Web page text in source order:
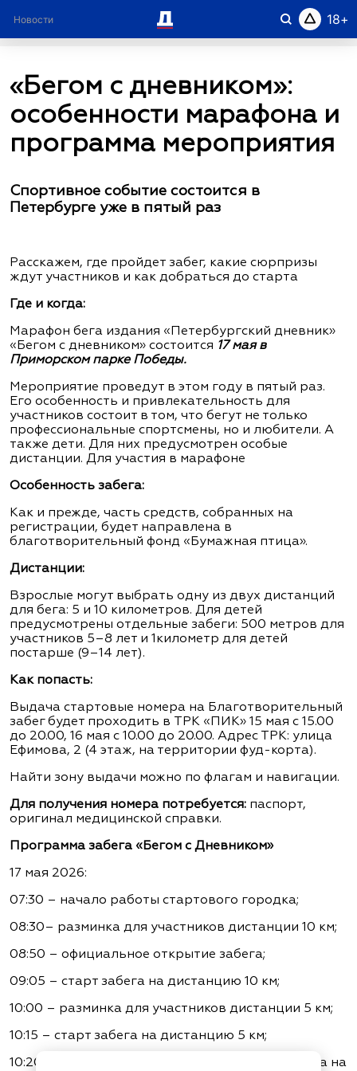
Новости 18
Рубрики Город в лицах О проекте
«Бегом с дневником»:
особенности марафона и
программа мероприятия
Спортивное событие состоится в
Петербурге уже в пятый раз
Расскажем, где пройдет забег, какие сюрпризы
ждут участников и как добраться до старта
Где и когда:
Марафон бега издания «Петербургский дневник»
«Бегом с дневником» состоится 17 мая в
Приморском парке Победы.
Мероприятие проведут в этом году в пятый раз.
Его особенность и привлекательность для
участников состоит в том, что бегут не только
профессиональные спортсмены, но и любители. А
также дети. Для них предусмотрен особые
дистанции. Для участия в марафоне
Особенность забега:
Как и прежде, часть средств, собранных на
регистрации, будет направлена в
благотворительный фонд «Бумажная птица».
Дистанции:
Взрослые могут выбрать одну из двух дистанций
для бега: 5 и 10 километров. Для детей
предусмотрены отдельные забеги: 500 метров для
участников 5–8 лет и 1километр для детей
постарше (9–14 лет).
Как попасть:
Выдача стартовые номера на Благотворительный
забег будет проходить в ТРК «ПИК» 15 мая с 15.00
до 20.00, 16 мая с 10.00 до 20.00. Адрес ТРК: улица
Ефимова, 2 (4 этаж, на территории фуд-корта).
Найти зону выдачи можно по флагам и навигации.
Для получения номера потребуется: паспорт,
оригинал медицинской справки.
Программа забега «Бегом с Дневником»
17 мая 2026:
07:30 – начало работы стартового городка;
08:30– разминка для участников дистанции 10 км;
08:50 – официальное открытие забега;
09:05 – старт забега на дистанцию 10 км;
10:00 – разминка для участников дистанции 5 км;
10:15 – старт забега на дистанцию 5 км;
10:20 – приветствие участников детского забега на